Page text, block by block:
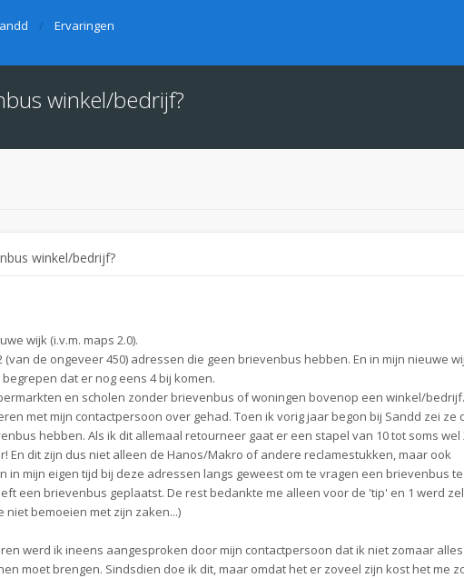
Ervaringen
winkel/bedrijf?
winkel/bedrijf?
wijk (i.v.m. maps 2.0).
(van de ongeveer 450) adressen die geen brievenbus hebben. En in mijn nieuwe
dat er nog eens 4 bij komen.
en scholen zonder brievenbus of woningen bovenop een winkel/bedrijf.
met mijn contactpersoon over gehad. Toen ik vorig jaar begon bij Sandd zei ze
hebben. Als ik dit allemaal retourneer gaat er een stapel van 10 tot soms wel
En dit zijn dus niet alleen de Hanos/Makro of andere reclamestukken, maar ook
in mijn eigen tijd bij deze adressen langs geweest om te vragen een brievenbus
een brievenbus geplaatst. De rest bedankte me alleen voor de 'tip' en 1 werd
niet bemoeien met zijn zaken...)
werd ik ineens aangesproken door mijn contactpersoon dat ik niet zomaar
moet brengen. Sindsdien doe ik dit, maar omdat het er zoveel zijn kost het me